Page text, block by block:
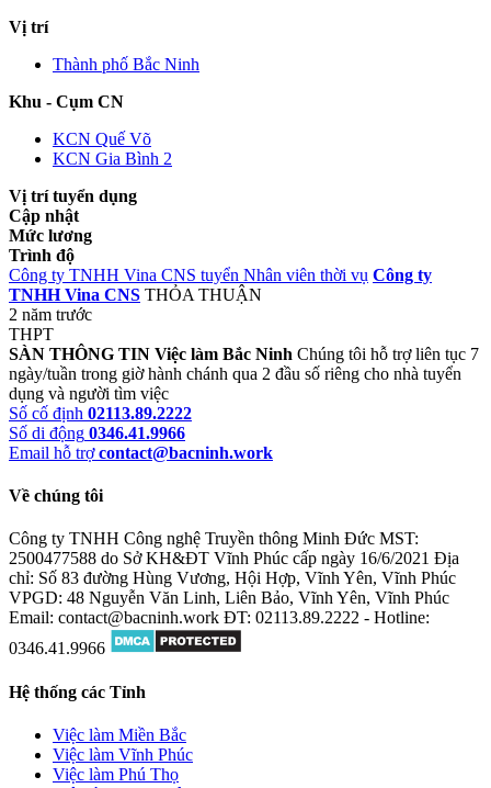
Vị trí
Thành phố Bắc Ninh
Khu - Cụm CN
KCN Quế Võ
KCN Gia Bình 2
Vị trí tuyển dụng
Cập nhật
Mức lương
Trình độ
Công ty TNHH Vina CNS tuyển Nhân viên thời vụ Công ty
TNHH Vina CNS THỎA THUẬN
2 năm trước
THPT
SÀN THÔNG TIN Việc làm Bắc Ninh Chúng tôi hỗ trợ liên tục 7
ngày/tuần trong giờ hành chánh qua 2 đầu số riêng cho nhà tuyển
dụng và người tìm việc
Số cố định 02113.89.2222
Số di động 0346.41.9966
Email hỗ trợ contact@bacninh.work
Về chúng tôi
Công ty TNHH Công nghệ Truyền thông Minh Đức MST:
2500477588 do Sở KH&ĐT Vĩnh Phúc cấp ngày 16/6/2021 Địa
chỉ: Số 83 đường Hùng Vương, Hội Hợp, Vĩnh Yên, Vĩnh Phúc
VPGD: 48 Nguyễn Văn Linh, Liên Bảo, Vĩnh Yên, Vĩnh Phúc
Email: contact@bacninh.work ĐT: 02113.89.2222 - Hotline:
0346.41.9966
Hệ thống các Tỉnh
Việc làm Miền Bắc
Việc làm Vĩnh Phúc
Việc làm Phú Thọ